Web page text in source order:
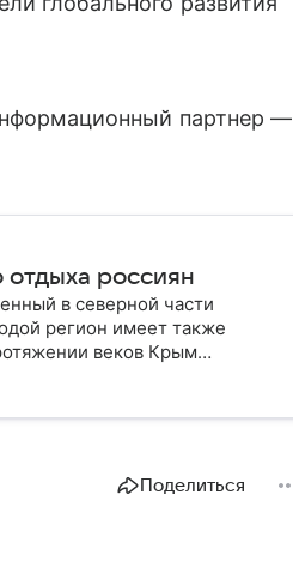
партнер —
россиян
в северной части
регион имеет также
веков Крым
Поделиться